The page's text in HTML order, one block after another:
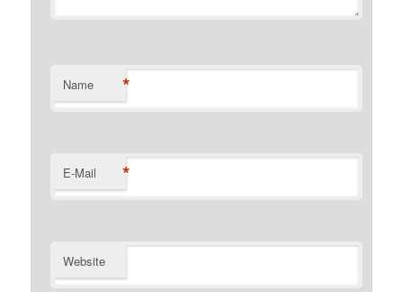
Name *
E-Mail *
Website